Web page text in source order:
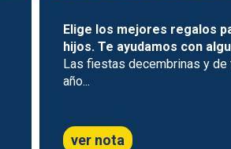
Elige los mejores regalos
hijos. Te ayudamos con
Las fiestas decembrinas y de
año...
ver nota